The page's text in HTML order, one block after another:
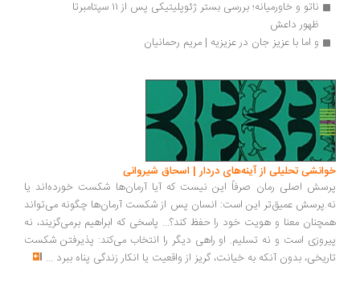
ظهور داعش
و اما با عزیز جان در عزیزیه | مریم رحمانیان
خوانشی تحلیلی از آینه‌های دردار | اسحاق شیروانی
پرسش اصلی رمان صرفاً این نیست که آیا آرمان‌ها شکست خورده‌اند یا
نه.پرسش عمیق‌تر این است: انسان پس از شکست آرمان‌ها چگونه می‌تواند
همچنان معنا و هویت خود را حفظ کند؟... پاسخی که ابراهیم برمی‌گزیند، نه
پیروزی است و نه تسلیم. او راهی دیگر را انتخاب می‌کند: پذیرفتن شکست
تاریخی، بدون آنکه به خیانت، گریز از واقعیت یا انکار زندگی پناه ببرد ...